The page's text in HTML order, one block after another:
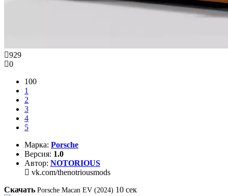
929
0
100
1
2
3
4
5
Марка: Porsche
Версия: 1.0
Автор: NOTORIOUS
vk.com/thenotriousmods
Скачать Porsche Macan EV (2024) 10 сек